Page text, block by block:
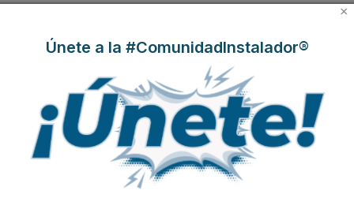
Suscríbete a
nuestros boletines
Y RECIBE EN TU EMAIL TODA LA
ACTUALIDAD DEL SECTOR
×
Únete a la #ComunidadInstalador®